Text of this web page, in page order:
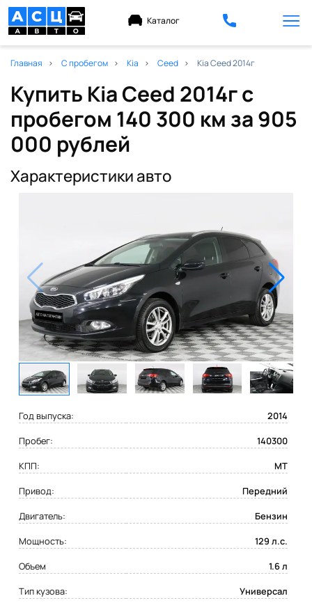
Каталог
Главная С пробегом Kia Ceed Kia Ceed 2014г
Купить Kia Ceed 2014г с
пробегом 140 300 км за 905
000 рублей
Характеристики авто
Год выпуска:
2014
Пробег:
140300
КПП:
MT
Привод:
Передний
Двигатель:
Бензин
Мощность:
129 л.с.
Объем
1.6 л
Тип кузова:
Универсал